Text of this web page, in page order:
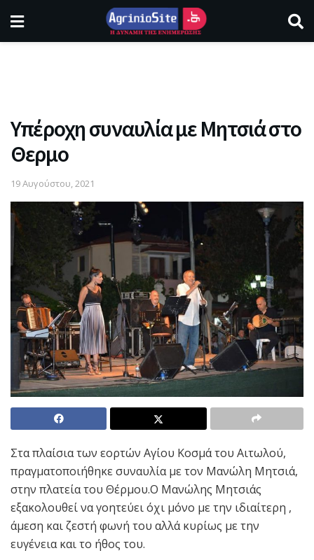
Υπέροχη συναυλία με Μητσιά στο
Θερμο
19 Αυγούστου, 2021
Στα πλαίσια των εορτών Αγίου Κοσμά του Αιτωλού,
πραγματοποιήθηκε συναυλία με τον Μανώλη Μητσιά,
στην πλατεία του Θέρμου.Ο Μανώλης Μητσιάς
εξακολουθεί να γοητεύει όχι μόνο με την ιδιαίτερη ,
άμεση και ζεστή φωνή του αλλά κυρίως με την
ευγένεια και το ήθος του.